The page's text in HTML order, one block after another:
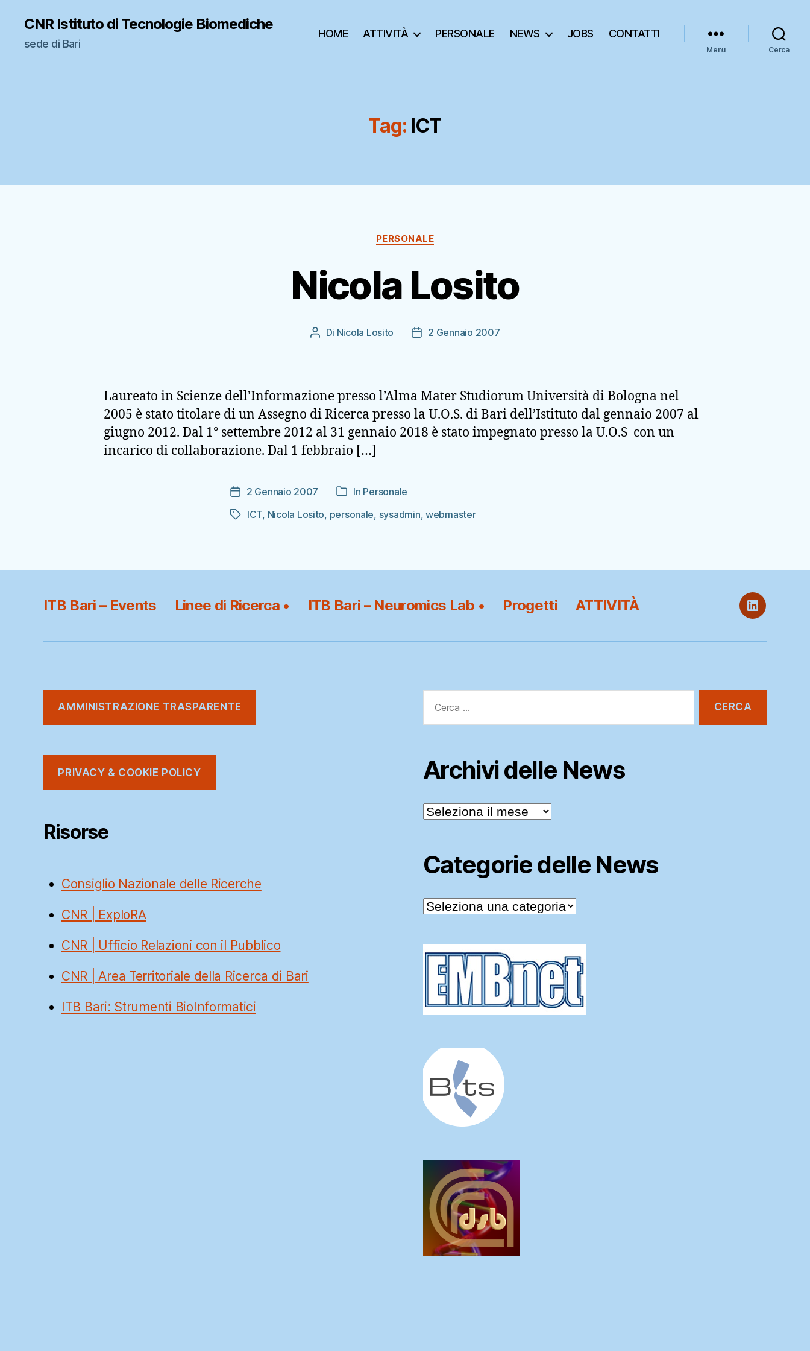
CNR Istituto di Tecnologie Biomediche
sede di Bari
HOME ATTIVITÀ PERSONALE NEWS JOBS CONTATTI
Menu Cerca
Tag: ICT
Categorie
PERSONALE
Nicola Losito
Autore
Di Nicola Losito
Data2 Gennaio 2007
Laureato in Scienze dell’Informazione presso l’Alma Mater Studiorum Università di Bologna nel
2005 è stato titolare di un Assegno di Ricerca presso la U.O.S. di Bari dell’Istituto dal gennaio 2007 al
giugno 2012. Dal 1° settembre 2012 al 31 gennaio 2018 è stato impegnato presso la U.O.S con un
incarico di collaborazione. Dal 1 febbraio […]
Data
dell'articolo
2 Gennaio 2007 Categorie
In Personale
Tag ICT, Nicola Losito, personale, sysadmin, webmaster
ITB Bari – Events Linee di Ricerca • ITB Bari – Neuromics Lab • Progetti ATTIVITÀ
ITB
LinkedIn
AMMINISTRAZIONE TRASPARENTE
PRIVACY & COOKIE POLICY
Risorse
Consiglio Nazionale delle Ricerche
CNR | ExploRA
CNR | Ufficio Relazioni con il Pubblico
CNR | Area Territoriale della Ricerca di Bari
ITB Bari: Strumenti BioInformatici
Archivi delle News
Archivi
delle
Categorie delle News
Categorie
delle